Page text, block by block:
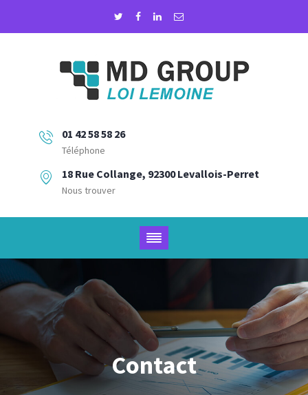
01 42 58 58 26
Téléphone
18 Rue Collange, 92300 Levallois-Perret
Nous trouver
Contact